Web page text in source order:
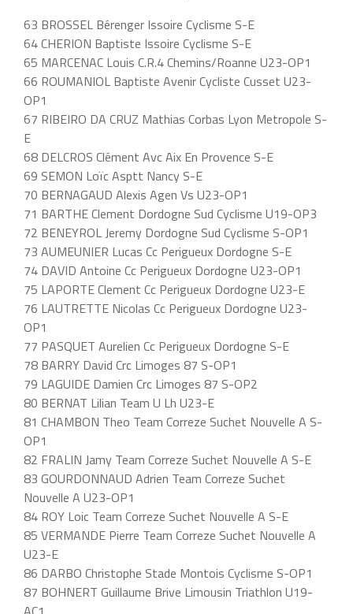
63 BROSSEL Bérenger Issoire Cyclisme S-E
64 CHERION Baptiste Issoire Cyclisme S-E
65 MARCENAC Louis C.R.4 Chemins/Roanne U23-OP1
66 ROUMANIOL Baptiste Avenir Cycliste Cusset U23-
OP1
67 RIBEIRO DA CRUZ Mathias Corbas Lyon Metropole S-
E
68 DELCROS Clément Avc Aix En Provence S-E
69 SEMON Loïc Asptt Nancy S-E
70 BERNAGAUD Alexis Agen Vs U23-OP1
71 BARTHE Clement Dordogne Sud Cyclisme U19-OP3
72 BENEYROL Jeremy Dordogne Sud Cyclisme S-OP1
73 AUMEUNIER Lucas Cc Perigueux Dordogne S-E
74 DAVID Antoine Cc Perigueux Dordogne U23-OP1
75 LAPORTE Clement Cc Perigueux Dordogne U23-E
76 LAUTRETTE Nicolas Cc Perigueux Dordogne U23-
OP1
77 PASQUET Aurelien Cc Perigueux Dordogne S-E
78 BARRY David Crc Limoges 87 S-OP1
79 LAGUIDE Damien Crc Limoges 87 S-OP2
80 BERNAT Lilian Team U Lh U23-E
81 CHAMBON Theo Team Correze Suchet Nouvelle A S-
OP1
82 FRALIN Jamy Team Correze Suchet Nouvelle A S-E
83 GOURDONNAUD Adrien Team Correze Suchet
Nouvelle A U23-OP1
84 ROY Loic Team Correze Suchet Nouvelle A S-E
85 VERMANDE Pierre Team Correze Suchet Nouvelle A
U23-E
86 DARBO Christophe Stade Montois Cyclisme S-OP1
87 BOHNERT Guillaume Brive Limousin Triathlon U19-